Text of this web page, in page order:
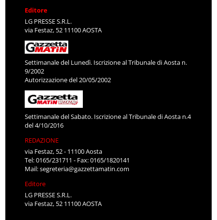
Editore
LG PRESSE S.R.L.
via Festaz, 52 11100 AOSTA
Settimanale del Lunedì. Iscrizione al Tribunale di Aosta n.
9/2002
Autorizzazione del 20/05/2002
Settimanale del Sabato. Iscrizione al Tribunale di Aosta n.4
del 4/10/2016
REDAZIONE
via Festaz, 52 - 11100 Aosta
Tel: 0165/231711 - Fax: 0165/1820141
Mail:segreteria@gazzettamatin.com
Editore
LG PRESSE S.R.L.
via Festaz, 52 11100 AOSTA